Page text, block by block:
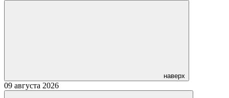
наверх
09 августа 2026